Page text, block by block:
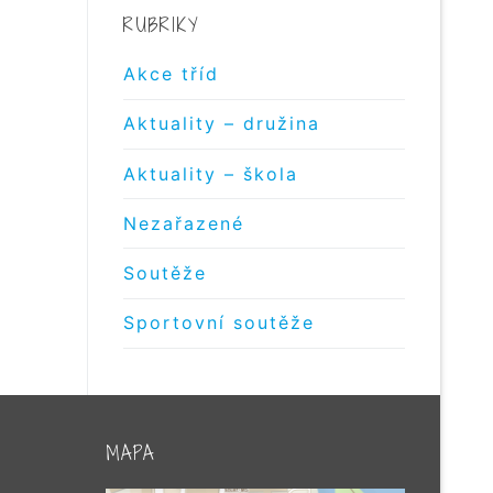
RUBRIKY
Akce tříd
Aktuality – družina
Aktuality – škola
Nezařazené
Soutěže
Sportovní soutěže
MAPA